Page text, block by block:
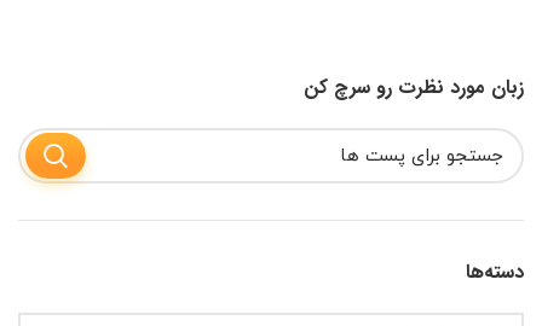
زبان مورد نظرت رو سرچ کن
دسته‌ها